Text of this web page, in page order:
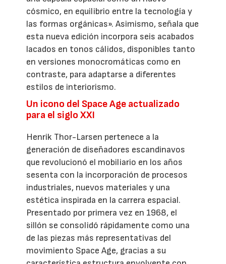
cósmico, en equilibrio entre la tecnología y
las formas orgánicas». Asimismo, señala que
esta nueva edición incorpora seis acabados
lacados en tonos cálidos, disponibles tanto
en versiones monocromáticas como en
contraste, para adaptarse a diferentes
estilos de interiorismo.
Un icono del Space Age actualizado
para el siglo XXI
Henrik Thor-Larsen pertenece a la
generación de diseñadores escandinavos
que revolucionó el mobiliario en los años
sesenta con la incorporación de procesos
industriales, nuevos materiales y una
estética inspirada en la carrera espacial.
Presentado por primera vez en 1968, el
sillón se consolidó rápidamente como una
de las piezas más representativas del
movimiento Space Age, gracias a su